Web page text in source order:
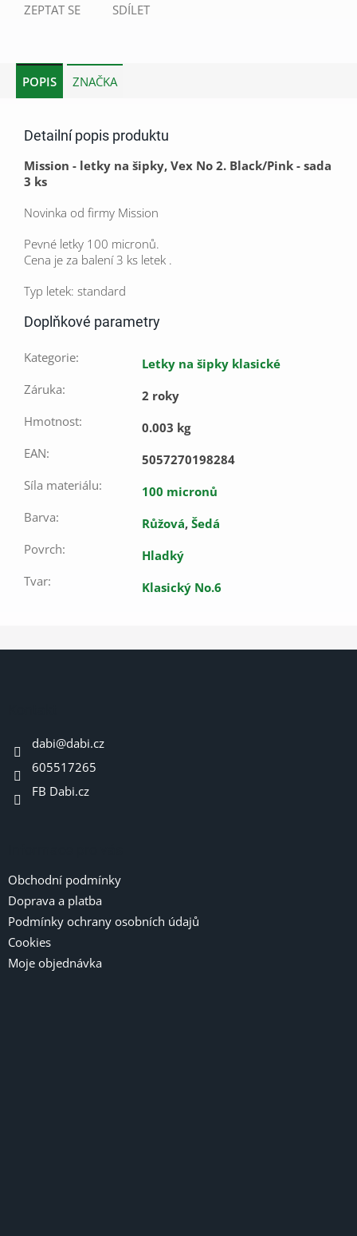
ZEPTAT SE SDÍLET
POPIS ZNAČKA
Detailní popis produktu
Mission - letky na šipky, Vex No 2. Black/Pink - sada
3 ks
Novinka od firmy Mission
Pevné letky 100 micronů.
Cena je za balení 3 ks letek .
Typ letek: standard
Doplňkové parametry
Kategorie:
Letky na šipky klasické
Záruka:
2 roky
Hmotnost:
0.003 kg
EAN:
5057270198284
Síla materiálu:
100 micronů
Barva: Růžová, Šedá
Povrch:
Hladký
Tvar: Klasický No.6
dabi@dabi.cz
605517265
FB Dabi.cz
Obchodní podmínky
Doprava a platba
Podmínky ochrany osobních údajů
Cookies
Moje objednávka